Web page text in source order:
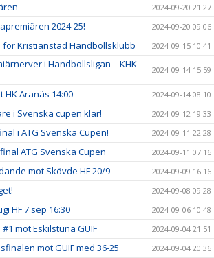
2024-09-20 21:27
2024-25! 2024-09-20 09:06
för Kristianstad Handbollsklubb 2024-09-15 10:41
i Handbollsligan – KHK
2024-09-14 15:59
Aranäs 14:00 2024-09-14 08:10
i Svenska cupen klar! 2024-09-12 19:33
i ATG Svenska Cupen! 2024-09-11 22:28
ATG Svenska Cupen 2024-09-11 07:16
mot Skövde HF 20/9 2024-09-09 16:16
2024-09-08 09:28
HF 7 sep 16:30 2024-09-06 10:48
mot Eskilstuna GUIF 2024-09-04 21:51
mot GUIF med 36-25 2024-09-04 20:36